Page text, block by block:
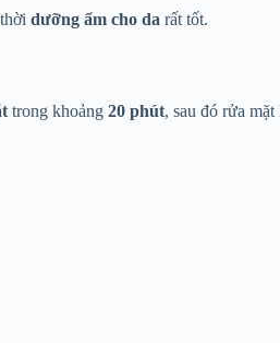
dưỡng ẩm cho da rất tốt.
trong khoảng 20 phút, sau đó rửa